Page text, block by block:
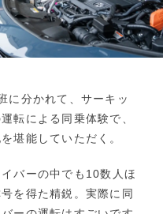
に分かれて、サーキッ
転による同乗体験で、
堪能していただく。
バーの中でも10数人ほ
を得た精鋭。実際に同